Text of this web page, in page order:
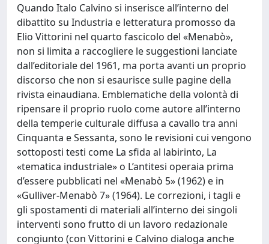
Quando Italo Calvino si inserisce all’interno del
dibattito su Industria e letteratura promosso da
Elio Vittorini nel quarto fascicolo del «Menabò»,
non si limita a raccogliere le suggestioni lanciate
dall’editoriale del 1961, ma porta avanti un proprio
discorso che non si esaurisce sulle pagine della
rivista einaudiana. Emblematiche della volontà di
ripensare il proprio ruolo come autore all’interno
della temperie culturale diffusa a cavallo tra anni
Cinquanta e Sessanta, sono le revisioni cui vengono
sottoposti testi come La sfida al labirinto, La
«tematica industriale» o L’antitesi operaia prima
d’essere pubblicati nel «Menabò 5» (1962) e in
«Gulliver-Menabò 7» (1964). Le correzioni, i tagli e
gli spostamenti di materiali all’interno dei singoli
interventi sono frutto di un lavoro redazionale
congiunto (con Vittorini e Calvino dialoga anche